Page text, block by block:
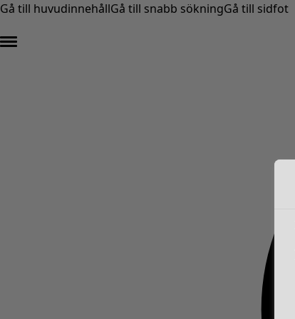
Gå till huvudinnehållGå till snabb sökningGå till sidfot